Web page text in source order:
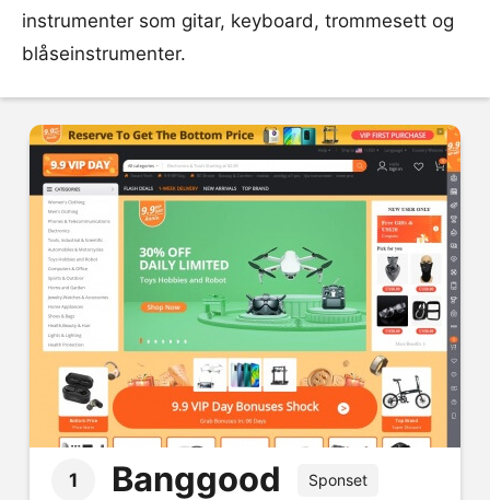
instrumenter som gitar, keyboard, trommesett og
blåseinstrumenter.
1 Banggood Sponset